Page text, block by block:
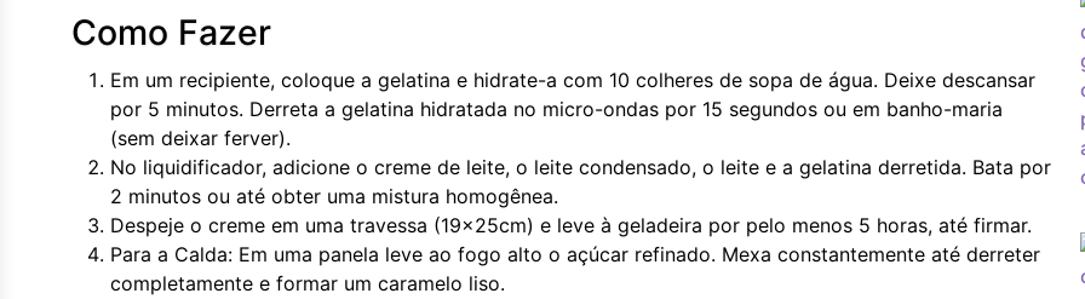
Como Fazer
Em um recipiente, coloque a gelatina e hidrate-a com 10 colheres de sopa de água. Deixe descansar
por 5 minutos. Derreta a gelatina hidratada no micro-ondas por 15 segundos ou em banho-maria
(sem deixar ferver).
No liquidificador, adicione o creme de leite, o leite condensado, o leite e a gelatina derretida. Bata por
2 minutos ou até obter uma mistura homogênea.
Despeje o creme em uma travessa (19x25cm) e leve à geladeira por pelo menos 5 horas, até firmar.
Para a Calda: Em uma panela leve ao fogo alto o açúcar refinado. Mexa constantemente até derreter
completamente e formar um caramelo liso.